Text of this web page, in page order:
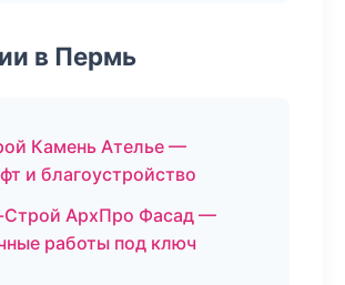
в Пермь
Камень Ателье —
и благоустройство
Строй АрхПро Фасад —
работы под ключ